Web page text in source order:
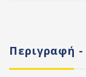
Περιγραφή